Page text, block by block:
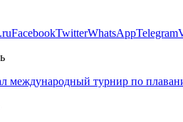
FacebookTwitterWhatsAppTelegram
международный турнир по